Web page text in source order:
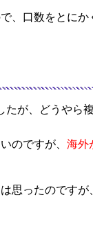
、口数をとに
が、どうやら
のですが、 海外
思ったのです